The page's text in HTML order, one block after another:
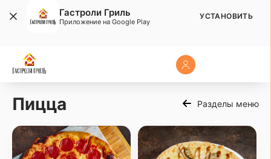
Пицца Разделы меню
Гастроли Гриль
Приложение на Google Play
УСТАНОВИТЬ